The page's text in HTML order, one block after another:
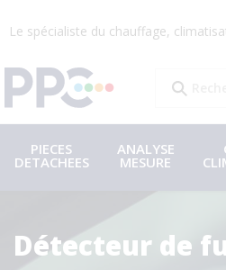
Le spécialiste du chauffage,
PIECES
DETACHEES
ANALYSE
MESURE
Détecteur de